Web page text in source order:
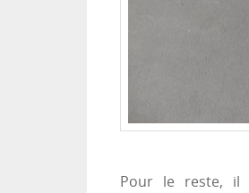
Pour le reste, il